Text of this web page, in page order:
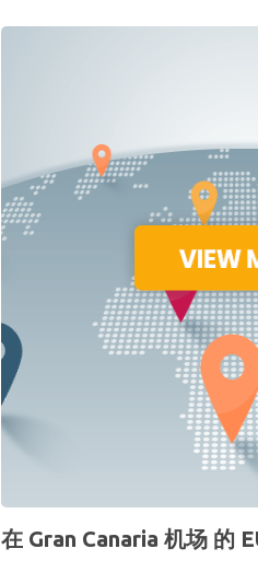
在 Gran Canaria 机场 的